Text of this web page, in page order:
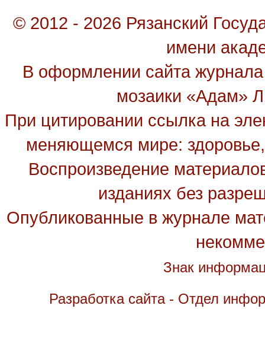
© 2012 - 2026 Рязанский
имени
В оформлении сайта
мозаики «Адам»
При цитировании ссылка на
меняющемся мире: здоровье,
Воспроизведение
изданиях без
Опубликованные в журнале
Знак
Разработка сайта - Отдел